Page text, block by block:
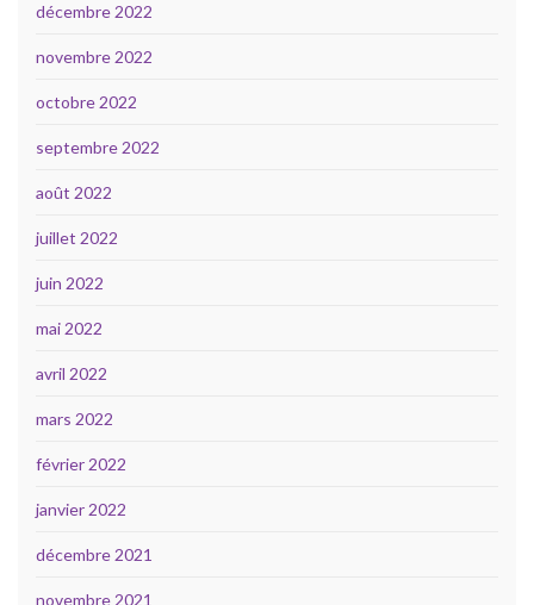
décembre 2022
novembre 2022
octobre 2022
septembre 2022
août 2022
juillet 2022
juin 2022
mai 2022
avril 2022
mars 2022
février 2022
janvier 2022
décembre 2021
novembre 2021